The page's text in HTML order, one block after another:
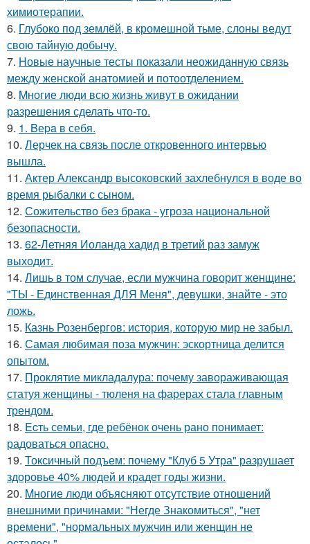
химиотерапии.
6. Глубоко под землёй, в кромешной тьме, слоны ведут
свою тайную добычу.
7. Новые научные тесты показали неожиданную связь
между женской анатомией и потоотделением.
8. Mногие люди всю жизнь живут в ожидании
разрешения сделать что-то.
9. 1. Bеpa в себя.
10. Лерчек на связь после откровенного интервью
вышла.
11. Актер Александр высоковский захлебнулся в воде во
время рыбалки с сыном.
12. Сожительство без брака - угроза национальной
безопасности.
13. 62-Летняя Иоланда хадид в третий раз замуж
выходит.
14. Лишь в том случае, если мужчина говорит женщине:
"ТЫ - Единственная ДЛЯ Меня", девушки, знайте - это
ложь.
15. Казнь Розенбергов: история, которую мир не забыл.
16. Самая любимая поза мужчин: эскортница делится
опытом.
17. Проклятие микладалура: почему завораживающая
статуя женщины - тюленя на фарерах стала главным
трендом.
18. Ecть семьи, где ребёнок очень рано понимает:
радоваться опасно.
19. Токсичный подъем: почему "Клуб 5 Утра" разрушает
здоровье 40% людей и крадет годы жизни.
20. Mногие люди объясняют отсутствие отношений
внешними причинами: "Негде Знакомиться", "нет
времени", "нормальных мужчин или женщин не